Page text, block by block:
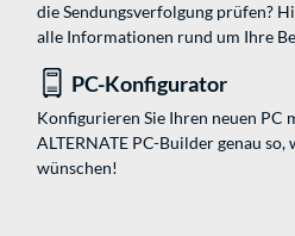
die Sendungsverfolgung prüfen?
alle Informationen rund um Ihre
PC-Konfigurator
Konfigurieren Sie Ihren neuen PC
ALTERNATE PC-Builder genau so,
wünschen!